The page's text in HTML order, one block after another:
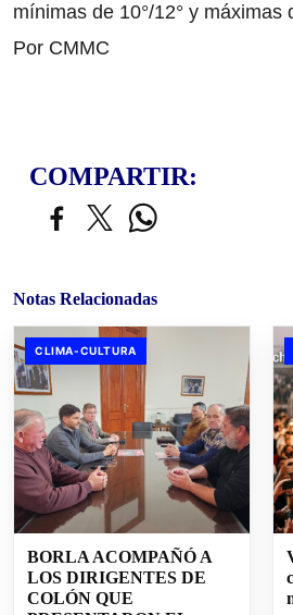
mínimas de 10°/12° y máximas
Por CMMC
COMPARTIR:
Notas Relacionadas
CLIMA-CULTURA
BORLA ACOMPAÑÓ A
LOS DIRIGENTES DE
COLÓN QUE